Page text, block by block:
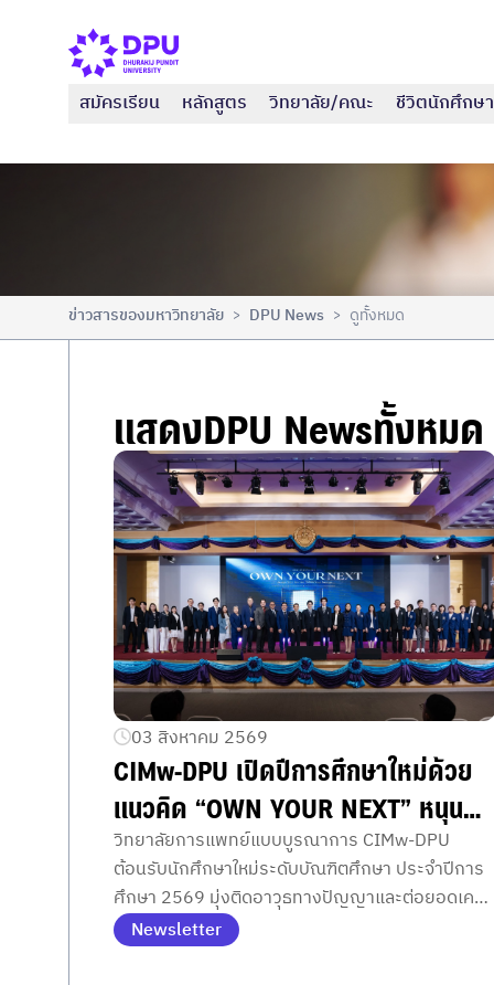
สมัครเรียน หลักสูตร วิทยาลัย/คณะ ชีวิตนักศึกษา
ข่าวสารของมหาวิทยาลัย > DPU News > ดูทั้งหมด
แสดงDPU Newsทั้งหมด
03 สิงหาคม 2569
CIMw-DPU เปิดปีการศึกษาใหม่ด้วย
แนวคิด “OWN YOUR NEXT” หนุน
นักศึกษาบัณฑิตศึกษาออกแบบเส้นทาง
สร้างความสำเร็จด้วยการพัฒนา
ศักยภาพตนเอง
วิทยาลัยการแพทย์แบบบูรณาการ CIMw-DPU
ต้อนรับนักศึกษาใหม่ระดับบัณฑิตศึกษา ประจำปีการ
ศึกษา 2569 มุ่งติดอาวุธทางปัญญาและต่อยอดเครือ
ข่ายธุรกิจสู่ความสำเร็จระดับมืออาชีพ
Newsletter